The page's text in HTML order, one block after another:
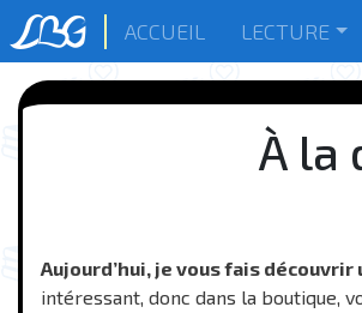
ACCUEIL LECTURE
À la
Aujourd’hui, je vous fais
intéressant, donc dans la boutique,